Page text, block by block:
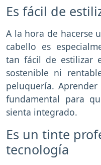
Es fácil de
A la hora de hacerse
cabello es
tan fácil de estilizar
sostenible ni
peluquería.
fundamental para
sienta integrado.
Es un tinte
tecnología